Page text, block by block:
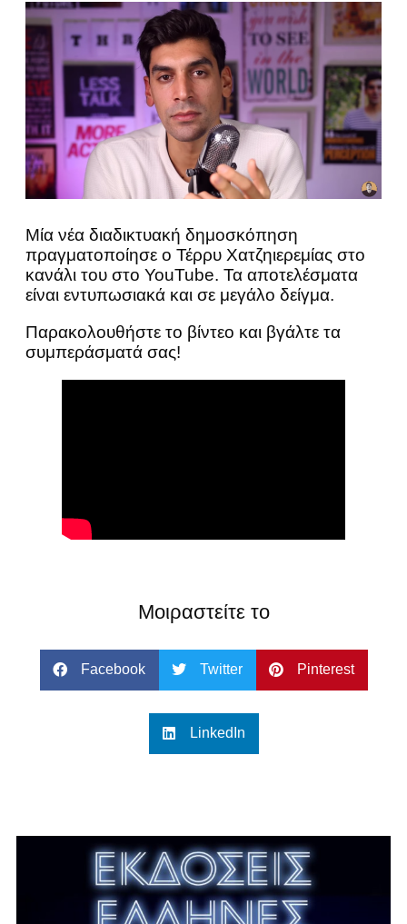
Μία νέα διαδικτυακή δημοσκόπηση
πραγματοποίησε ο Τέρρυ Χατζηιερεμίας στο
κανάλι του στο YouTube. Τα αποτελέσματα
είναι εντυπωσιακά και σε μεγάλο δείγμα.
Παρακολουθήστε το βίντεο και βγάλτε τα
συμπεράσματά σας!
Μοιραστείτε το
Facebook Twitter Pinterest
LinkedIn